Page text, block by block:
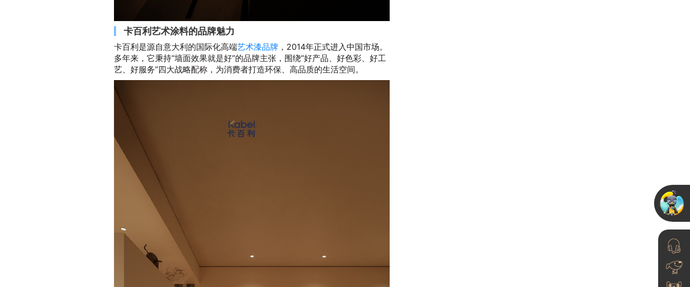
卡百利艺术涂料的品牌魅力
卡百利是源自意大利的国际化高端艺术漆品牌 ，2014年正式进入中国市场。
多年来，它秉持“墙面效果就是好”的品牌主张，围绕“好产品、好色彩、好工
艺、好服务”四大战略配称，为消费者打造环保、高品质的生活空间。